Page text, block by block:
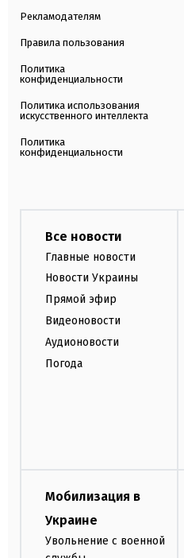
Рекламодателям
Правила пользования
Политика
конфиденциальности
Политика использования
искусственного интеллекта
Политика
конфиденциальности
Все новости
Главные новости
Новости Украины
Прямой эфир
Видеоновости
Аудионовости
Погода
Мобилизация в
Украине
Увольнение с военной